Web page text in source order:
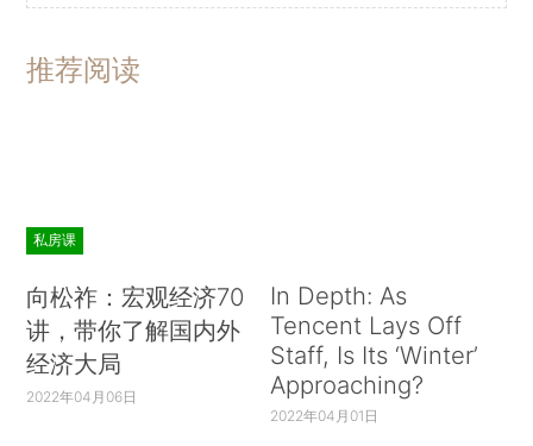
推荐阅读
私房课
向松祚：宏观经济70
讲，带你了解国内外
经济大局
2022年04月06日
In Depth: As
Tencent Lays Off
Staff, Is Its ‘Winter’
Approaching?
2022年04月01日